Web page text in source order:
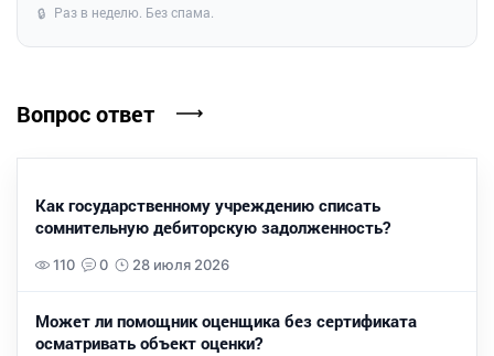
🔒 Раз в неделю. Без спама.
Вопрос ответ
Как государственному учреждению списать
сомнительную дебиторскую задолженность?
110 0 28 июля 2026
Может ли помощник оценщика без сертификата
осматривать объект оценки?